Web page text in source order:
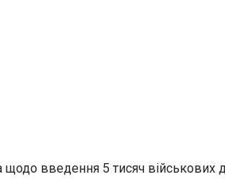
введення 5 тисяч військових